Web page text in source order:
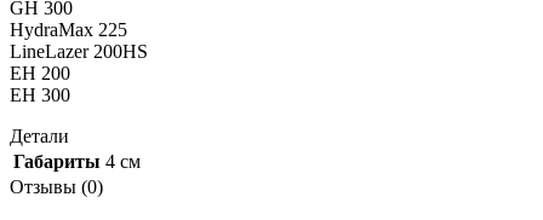
GH 300
HydraMax 225
LineLazer 200HS
EH 200
EH 300
Детали
Габариты 4 см
Отзывы (0)